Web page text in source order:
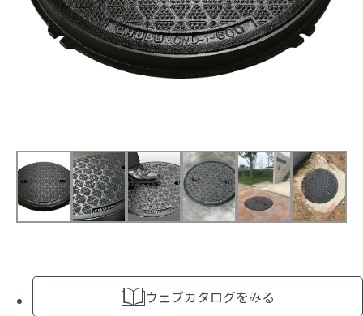
ウェブカタログをみる